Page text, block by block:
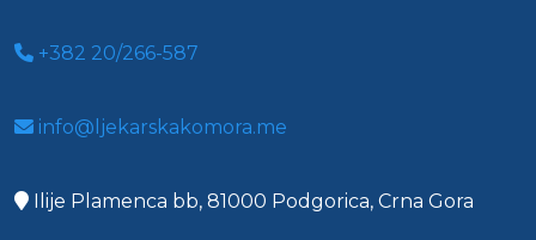
+382 20/266-587
info@ljekarskakomora.me
Ilije Plamenca bb, 81000 Podgorica, Crna Gora